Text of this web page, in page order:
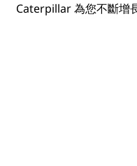
Caterpillar 為您不斷增